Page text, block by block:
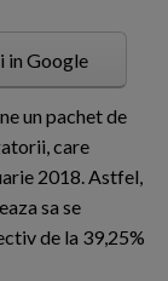
in Google
un pachet de
care
2018. Astfel,
sa se
de la 39,25%